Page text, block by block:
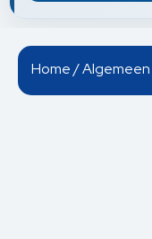
Home/Algemeen